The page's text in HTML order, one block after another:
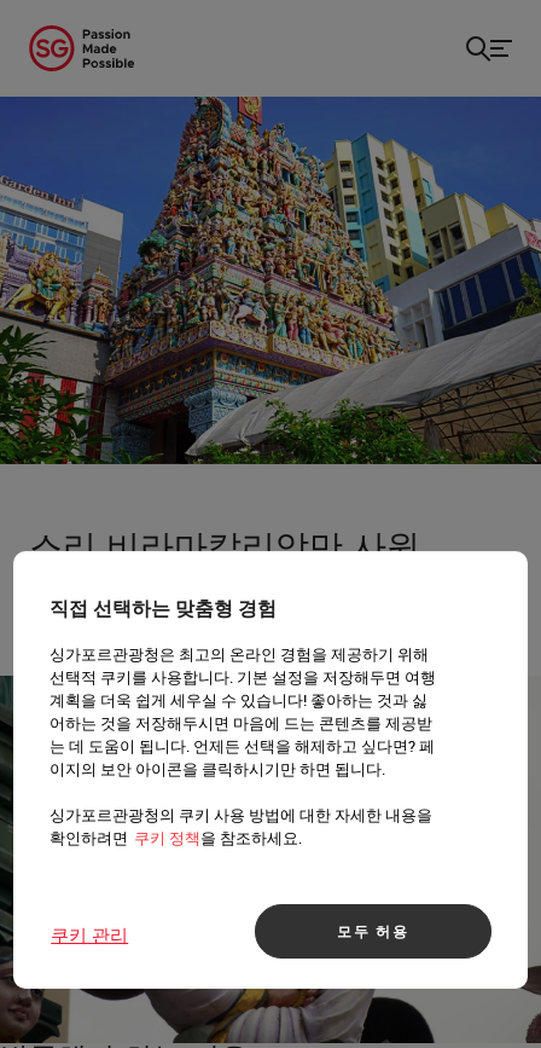
홈/... 스리 비라마칼리암만 사원
스리 비라마칼리암만 사원
운 사원은 여신이자 악의 파괴자인 칼리에게
헌사된 곳입니다.
직접 선택하는 맞춤형 경험
싱가포르관광청은 최고의 온라인 경험을 제공하기 위해
선택적 쿠키를 사용합니다. 기본 설정을 저장해두면 여행
계획을 더욱 쉽게 세우실 수 있습니다! 좋아하는 것과 싫
어하는 것을 저장해두시면 마음에 드는 콘텐츠를 제공받
는 데 도움이 됩니다. 언제든 선택을 해제하고 싶다면? 페
이지의 보안 아이콘을 클릭하시기만 하면 됩니다.
싱가포르관광청의 쿠키 사용 방법에 대한 자세한 내용을
확인하려면 쿠키 정책을 참조하세요.
모두 허용
쿠키 관리